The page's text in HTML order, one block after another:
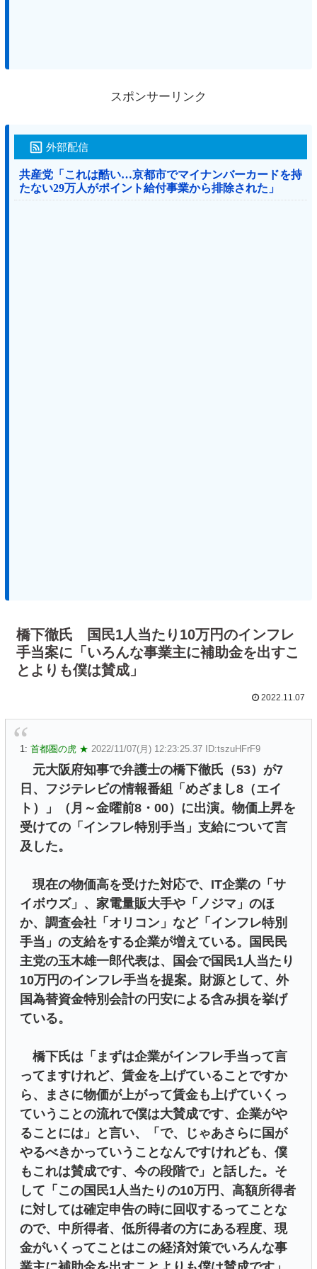
スポンサーリンク
外部配信
共産党「これは酷い…京都市でマイナンバーカードを持
たない29万人がポイント給付事業から排除された」
橋下徹氏 国民1人当たり10万円のインフレ
手当案に「いろんな事業主に補助金を出すこ
とよりも僕は賛成」
2022.11.07
1: 首都圏の虎 ★ 2022/11/07(月) 12:23:25.37 ID:tszuHFrF9
元大阪府知事で弁護士の橋下徹氏（53）が7
日、フジテレビの情報番組「めざまし8（エイ
ト）」（月～金曜前8・00）に出演。物価上昇を
受けての「インフレ特別手当」支給について言
及した。
現在の物価高を受けた対応で、IT企業の「サ
イボウズ」、家電量販大手や「ノジマ」のほ
か、調査会社「オリコン」など「インフレ特別
手当」の支給をする企業が増えている。国民民
主党の玉木雄一郎代表は、国会で国民1人当たり
10万円のインフレ手当を提案。財源として、外
国為替資金特別会計の円安による含み損を挙げ
ている。
橋下氏は「まずは企業がインフレ手当って言
ってますけれど、賃金を上げていることですか
ら、まさに物価が上がって賃金も上げていくっ
ていうことの流れで僕は大賛成です、企業がや
ることには」と言い、「で、じゃあさらに国が
やるべきかっていうことなんですけれども、僕
もこれは賛成です、今の段階で」と話した。そ
して「この国民1人当たりの10万円、高額所得者
に対しては確定申告の時に回収するってことな
ので、中所得者、低所得者の方にある程度、現
金がいくってことはこの経済対策でいろんな事